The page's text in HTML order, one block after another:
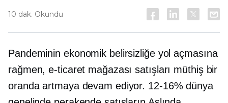
10 dak. Okundu
Pandeminin ekonomik belirsizliğe yol açmasına
rağmen, e-ticaret mağazası satışları müthiş bir
oranda artmaya devam ediyor. 12-16% dünya